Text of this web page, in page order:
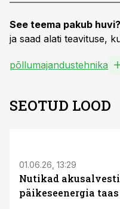
See teema pakub huvi?
ja saad alati teavituse,
põllumajandustehnika
SEOTUD LOOD
01.06.26, 13:29
Nutikad
päikeseenergia